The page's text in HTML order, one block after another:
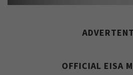
OFFICIAL EISA